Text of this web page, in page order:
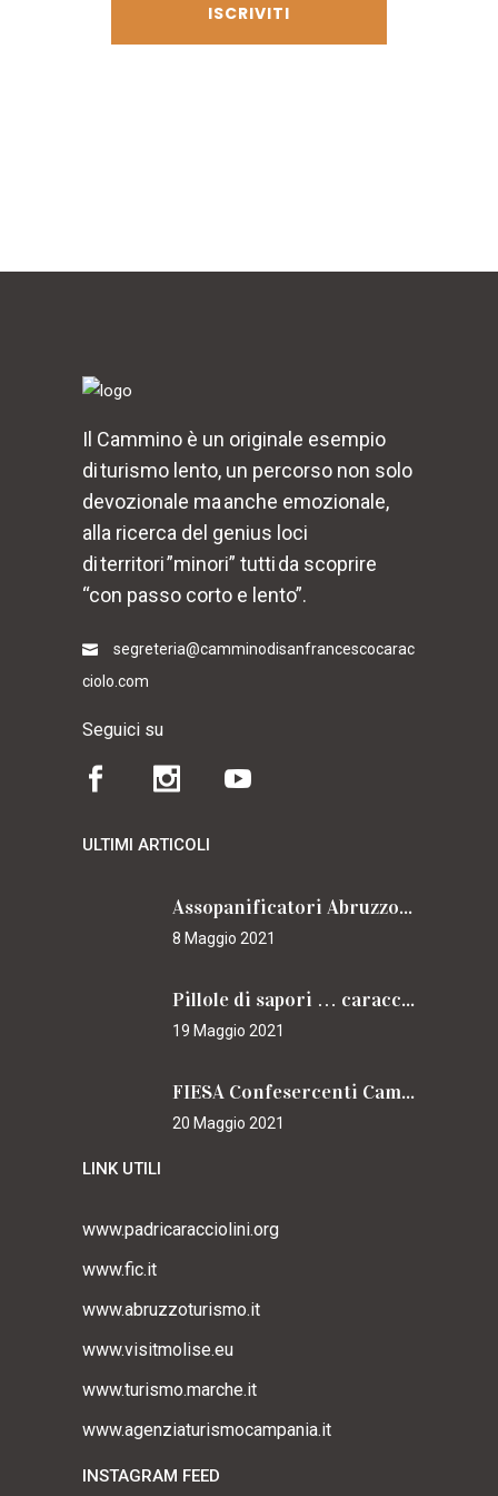
Il Cammino è un originale esempio
di turismo lento, un percorso non solo
devozionale ma anche emozionale,
alla ricerca del genius loci
di territori ”minori” tutti da scoprire
“con passo corto e lento”.
segreteria@camminodisanfrancescocarac
ciolo.com
Seguici su
ULTIMI ARTICOLI
Assopanificatori Abruzzo e Molise insieme per il Cammino
8 Maggio 2021
Pillole di sapori … caracciolini
19 Maggio 2021
FIESA Confesercenti Campania per il Cammino
20 Maggio 2021
LINK UTILI
www.padricaracciolini.org
www.fic.it
www.abruzzoturismo.it
www.visitmolise.eu
www.turismo.marche.it
www.agenziaturismocampania.it
INSTAGRAM FEED